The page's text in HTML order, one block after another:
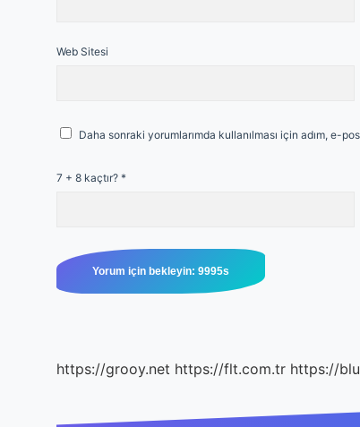
Web Sitesi
Daha sonraki yorumlarımda kullanılması için adım, e-
7 + 8 kaçtır? *
https://grooy.net https://flt.com.tr https://